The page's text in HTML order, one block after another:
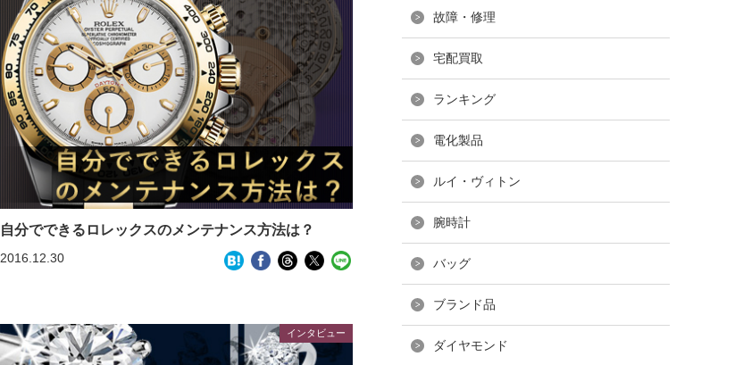
自分でできるロレックスのメンテナンス方法は？
2016.12.30
インタビュー
故障・修理
宅配買取
ランキング
電化製品
ルイ・ヴィトン
腕時計
バッグ
ブランド品
ダイヤモンド